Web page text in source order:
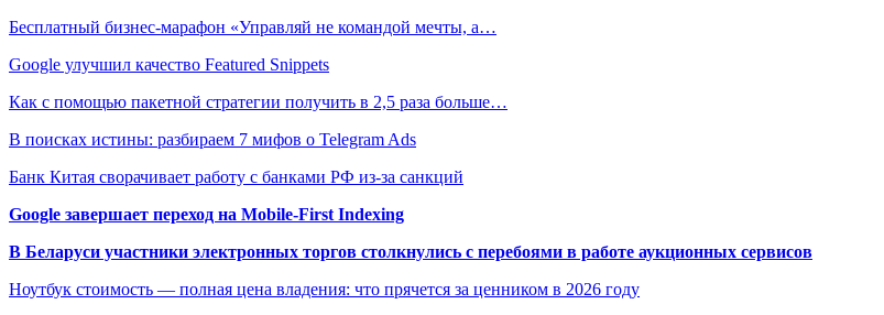
Бесплатный бизнес-марафон «Управляй не командой мечты, а…
Google улучшил качество Featured Snippets
Как с помощью пакетной стратегии получить в 2,5 раза больше…
В поисках истины: разбираем 7 мифов о Telegram Ads
Банк Китая сворачивает работу с банками РФ из-за санкций
Google завершает переход на Mobile-First Indexing
В Беларуси участники электронных торгов столкнулись с перебоями в работе аукционных сервисов
Ноутбук стоимость — полная цена владения: что прячется за ценником в 2026 году